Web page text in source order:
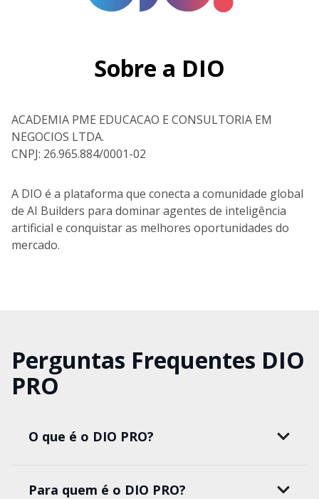
Sobre a DIO
ACADEMIA PME EDUCACAO E CONSULTORIA EM
NEGOCIOS LTDA.
CNPJ: 26.965.884/0001-02
A DIO é a plataforma que conecta a comunidade global
de AI Builders para dominar agentes de inteligência
artificial e conquistar as melhores oportunidades do
mercado.
Perguntas Frequentes DIO
PRO
O que é o DIO PRO?
Para quem é o DIO PRO?